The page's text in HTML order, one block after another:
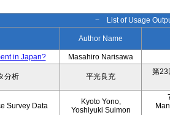
− List of Usage
Author Name
in Japan? Masahiro Narisawa
分析 平光良充
第23
Survey Data
Kyoto Yono,
Yoshiyuki Suimon